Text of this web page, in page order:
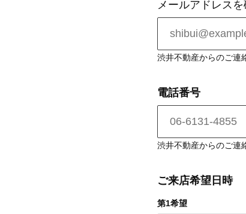
渋井不動産からのご連
電話番号
渋井不動産からのご連
ご来店希望日時
第1希望